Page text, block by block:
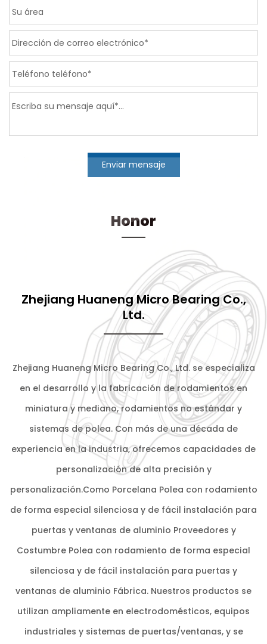
Enviar mensaje
Honor
Zhejiang Huaneng Micro Bearing Co.,
Ltd.
Zhejiang Huaneng Micro Bearing Co., Ltd. se especializa
en el desarrollo y la fabricación de rodamientos en
miniatura y mediano, rodamientos no estándar y
sistemas de polea. Con más de una década de
experiencia en la industria, ofrecemos capacidades de
personalización de alta precisión y
personalización.Como Porcelana Polea con rodamiento
de forma especial silenciosa y de fácil instalación para
puertas y ventanas de aluminio Proveedores y
Costumbre Polea con rodamiento de forma especial
silenciosa y de fácil instalación para puertas y
ventanas de aluminio Fábrica. Nuestros productos se
utilizan ampliamente en electrodomésticos, equipos
industriales y sistemas de puertas/ventanas, y se